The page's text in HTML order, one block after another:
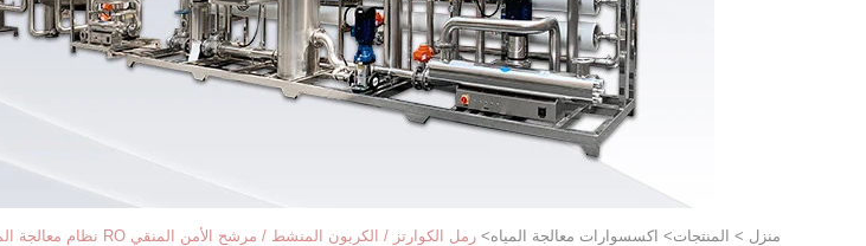
منزل > المنتجات> اكسسوارات معالجة المياه> رمل الكوارتز / الكربون المنشط / مرشح الأمن المنقي RO نظام معالجة المياه لتنقية المياه